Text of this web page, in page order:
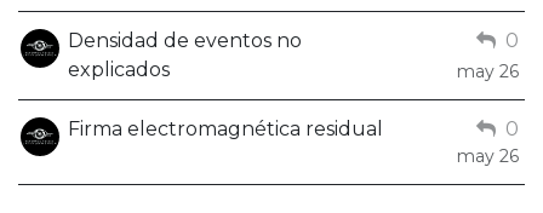
Densidad de eventos no
explicados
0
may 26
Firma electromagnética residual 0
may 26